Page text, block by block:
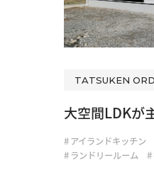
TATSUKEN
大空間LDKが
# アイランドキッチン
# ランドリールーム #